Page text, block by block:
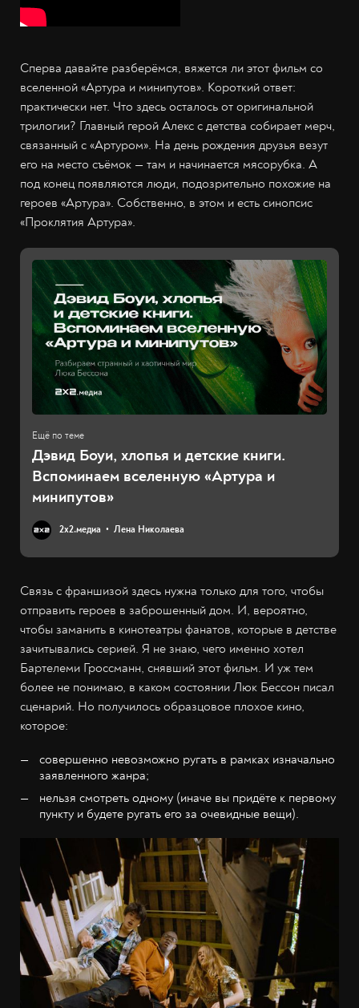
Сперва давайте разберёмся, вяжется ли этот фильм со
вселенной «Артура и минипутов». Короткий ответ:
практически нет. Что здесь осталось от оригинальной
трилогии? Главный герой Алекс с детства собирает мерч,
связанный с «Артуром». На день рождения друзья везут
его на место съёмок — там и начинается мясорубка. А
под конец появляются люди, подозрительно похожие на
героев «Артура». Собственно, в этом и есть синопсис
«Проклятия Артура».
Дэвид Боуи, хлопья и детские книги.
Вспоминаем вселенную «Артура и
минипутов»
2х2.медиа Лена Николаева
Связь с франшизой здесь нужна только для того, чтобы
отправить героев в заброшенный дом. И, вероятно,
чтобы заманить в кинотеатры фанатов, которые в детстве
зачитывались серией. Я не знаю, чего именно хотел
Бартелеми Гроссманн, снявший этот фильм. И уж тем
более не понимаю, в каком состоянии Люк Бессон писал
сценарий. Но получилось образцовое плохое кино,
которое:
совершенно невозможно ругать в рамках изначально
заявленного жанра;
нельзя смотреть одному (иначе вы придёте к первому
пункту и будете ругать его за очевидные вещи).